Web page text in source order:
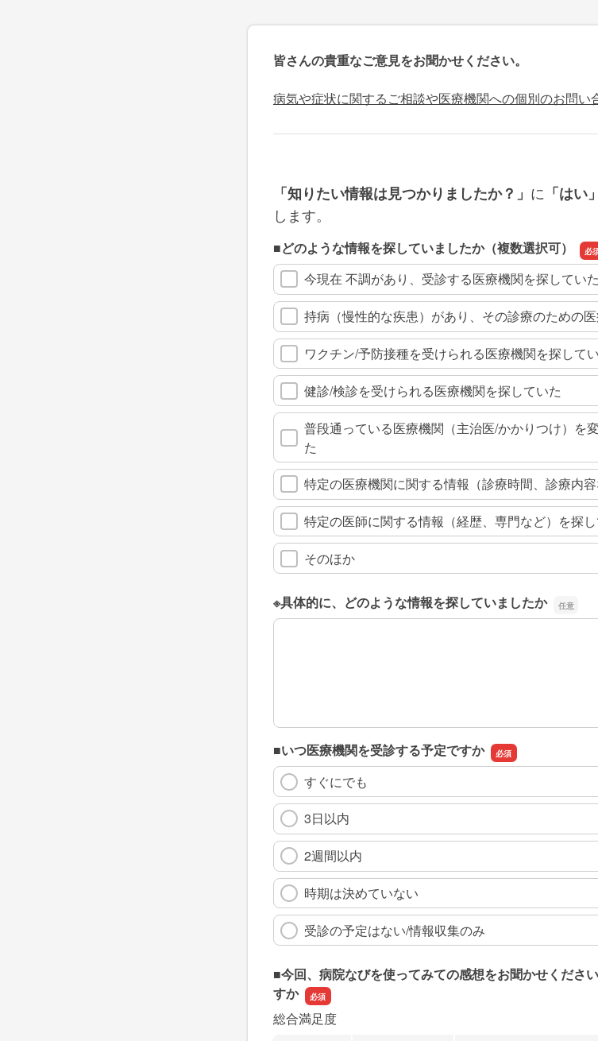
皆さんの貴重なご意見をお聞かせください。
病気や症状に関するご相談や医療機関への個別のお問い
「知りたい情報は見つかりましたか？」 に 「はい」
します。
■どのような情報を探していましたか（複数選択可）
今現在 不調があり、受診する医療機関を探していた
持病（慢性的な疾患）があり、その診療のための
ワクチン/予防接種を受けられる医療機関を探して
健診/検診を受けられる医療機関を探していた
普段通っている医療機関（主治医/かかりつけ）を
た
特定の医療機関に関する情報（診療時間、診療内
特定の医師に関する情報（経歴、専門など）を探
そのほか
※具体的に、どのような情報を探していましたか
※具体的に、どのような情報を探していましたか
■いつ医療機関を受診する予定ですか
すぐにでも
3日以内
2週間以内
時期は決めていない
受診の予定はない/情報収集のみ
■今回、病院なびを使ってみての感想をお聞かせくださ
すか
総合満足度